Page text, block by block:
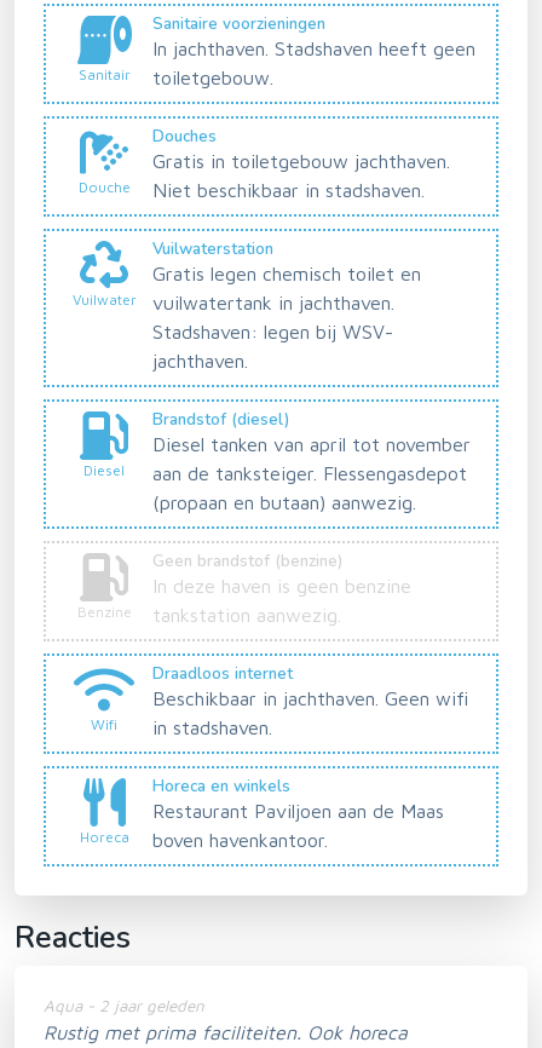
Sanitair
Sanitaire voorzieningen
In jachthaven. Stadshaven heeft geen
toiletgebouw.
Douche
Douches
Gratis in toiletgebouw jachthaven.
Niet beschikbaar in stadshaven.
Vuilwater
Vuilwaterstation
Gratis legen chemisch toilet en
vuilwatertank in jachthaven.
Stadshaven: legen bij WSV-
jachthaven.
Diesel
Brandstof (diesel)
Diesel tanken van april tot november
aan de tanksteiger. Flessengasdepot
(propaan en butaan) aanwezig.
Benzine
Geen brandstof (benzine)
In deze haven is geen benzine
tankstation aanwezig.
Wifi
Draadloos internet
Beschikbaar in jachthaven. Geen wifi
in stadshaven.
Horeca
Horeca en winkels
Restaurant Paviljoen aan de Maas
boven havenkantoor.
Reacties
Aqua - 2 jaar geleden
Rustig met prima faciliteiten. Ook horeca